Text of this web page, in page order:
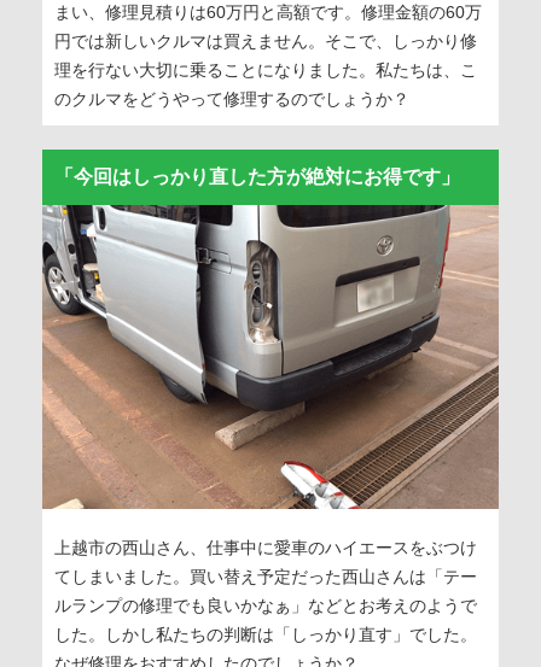
まい、修理見積りは60万円と高額です。修理金額の60万
円では新しいクルマは買えません。そこで、しっかり修
理を行ない大切に乗ることになりました。私たちは、こ
のクルマをどうやって修理するのでしょうか？
「今回はしっかり直した方が絶対にお得です」
上越市の西山さん、仕事中に愛車のハイエースをぶつけ
てしまいました。買い替え予定だった西山さんは「テー
ルランプの修理でも良いかなぁ」などとお考えのようで
した。しかし私たちの判断は「しっかり直す」でした。
なぜ修理をおすすめしたのでしょうか？